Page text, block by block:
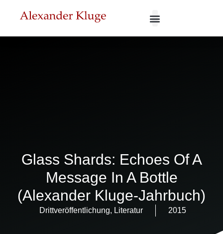
Glass Shards: Echoes Of A
Message In A Bottle
(Alexander Kluge-Jahrbuch)
Drittveröffentlichung, Literatur 2015